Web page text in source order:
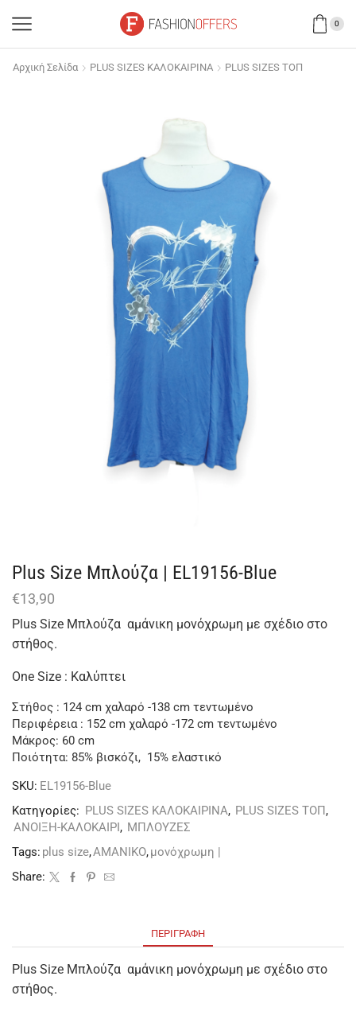
0
Αρχική Σελίδα PLUS SIZES ΚΑΛΟΚΑΙΡΙΝΑ PLUS SIZES ΤΟΠ
Plus Size Μπλούζα | EL19156-Blue
€13,90
Plus Size Μπλούζα αμάνικη μονόχρωμη με σχέδιο στο
στήθος.
One Size : Καλύπτει
Στήθος : 124 cm χαλαρό -138 cm τεντωμένο
Περιφέρεια : 152 cm χαλαρό -172 cm τεντωμένο
Μάκρος: 60 cm
Ποιότητα: 85% βισκόζι, 15% ελαστικό
SKU: EL19156-Blue
Κατηγορίες: PLUS SIZES ΚΑΛΟΚΑΙΡΙΝΑ, PLUS SIZES ΤΟΠ ,
ΑΝΟΙΞΗ-ΚΑΛΟΚΑΙΡΙ , ΜΠΛΟΥΖΕΣ
Tags: plus size,ΑΜΑΝΙΚΟ,μονόχρωμη |
Share:
ΠΕΡΙΓΡΑΦΉ
Plus Size Μπλούζα αμάνικη μονόχρωμη με σχέδιο στο
στήθος.